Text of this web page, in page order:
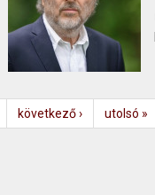
következő › utolsó »